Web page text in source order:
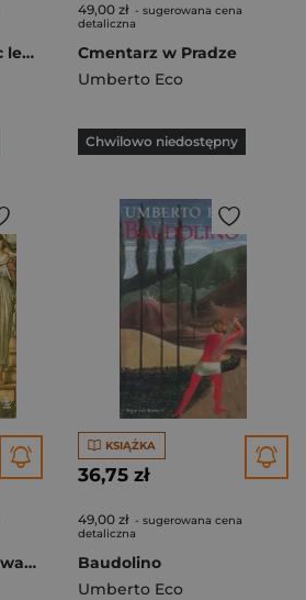
Historia krain i miejsc legendarnych
49,00 zł - sugerowana cena
detaliczna
Cmentarz w Pradze
Umberto Eco
Chwilowo niedostępny
Szaleństwo katalogowania
KSIĄŻKA
36,75 zł
49,00 zł - sugerowana cena
detaliczna
Baudolino
Umberto Eco